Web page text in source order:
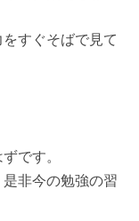
すぐそばで見て
です。
非今の勉強の習